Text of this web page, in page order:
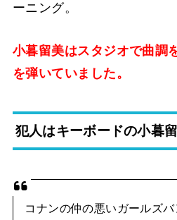
ーニング。
小暮留美はスタジオで曲調
を弾いていました。
犯人はキーボードの小暮
コナンの仲の悪いガールズ